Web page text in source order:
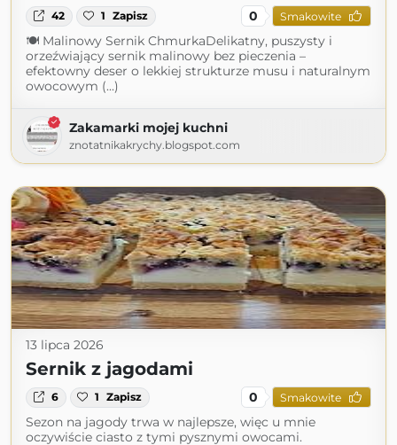
42 1 Zapisz 0 Smakowite
🍽 Malinowy Sernik ChmurkaDelikatny, puszysty i
orzeźwiający sernik malinowy bez pieczenia –
efektowny deser o lekkiej strukturze musu i naturalnym
owocowym (...)
Zakamarki mojej kuchni
znotatnikakrychy.blogspot.com
13 lipca 2026
Sernik z jagodami
6 1 Zapisz 0 Smakowite
Sezon na jagody trwa w najlepsze, więc u mnie
oczywiście ciasto z tymi pysznymi owocami.